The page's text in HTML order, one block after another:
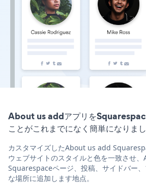
About us addアプリを
ことがこれまでになく簡単になりま
カスタマイズしたAbout us add
ウェブサイトのスタイルと色を一致させ
Squarespaceページ、投稿、サイドバー
な場所に追加します地点。